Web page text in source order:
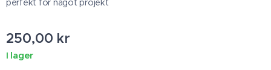
perfekt för något projekt
250,00 kr
I lager